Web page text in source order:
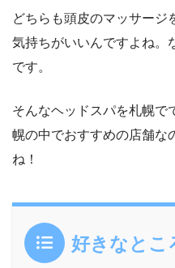
どちらも頭皮のマッサージ
気持ちがいいんですよね。
です。
そんなヘッドスパを札幌で
幌の中でおすすめの店舗な
ね！
好きなとこ